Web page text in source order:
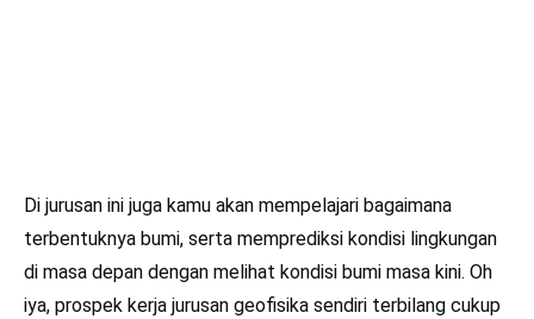
Di jurusan ini juga kamu akan mempelajari bagaimana
terbentuknya bumi, serta memprediksi kondisi lingkungan
di masa depan dengan melihat kondisi bumi masa kini. Oh
iya, prospek kerja jurusan geofisika sendiri terbilang cukup